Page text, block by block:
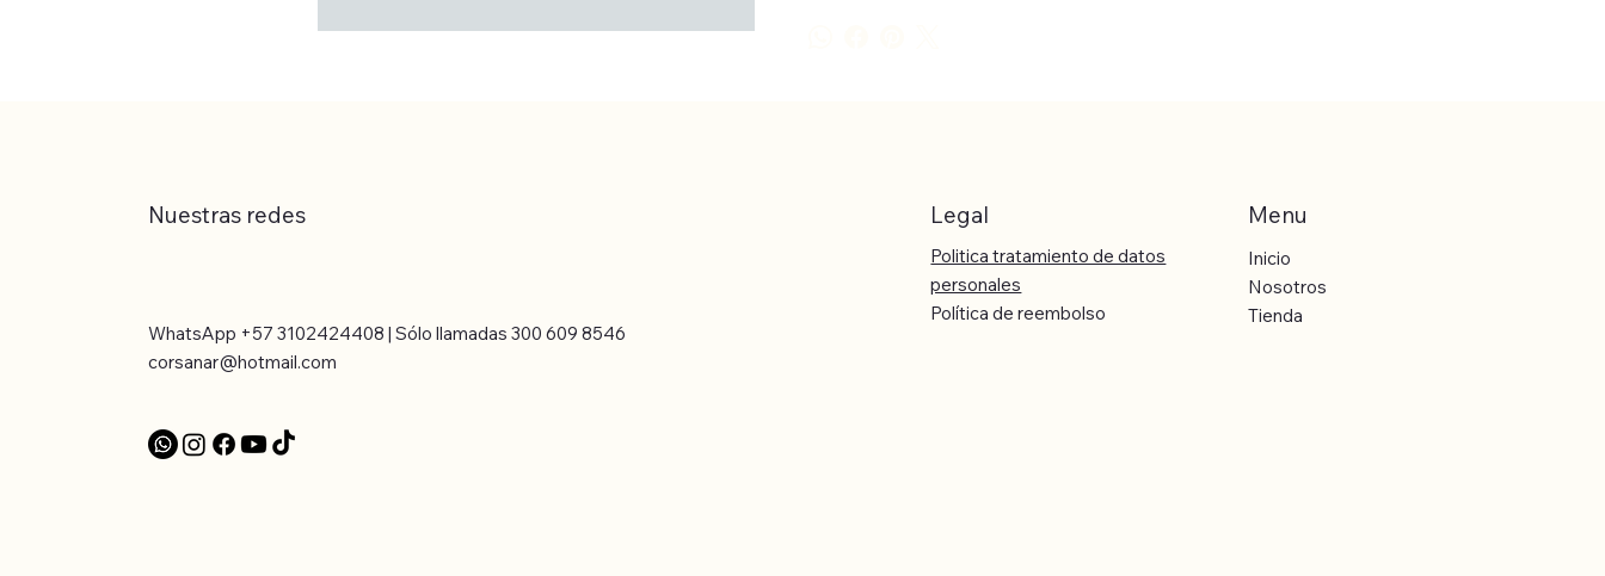
Nuestras redes
WhatsApp +57 3102424408 | Sólo llamadas 300 609 8546
corsanar@hotmail.com
Legal
Politica tratamiento de datos
personales
Política de reembolso
Menu
Inicio
Nosotros
Tienda